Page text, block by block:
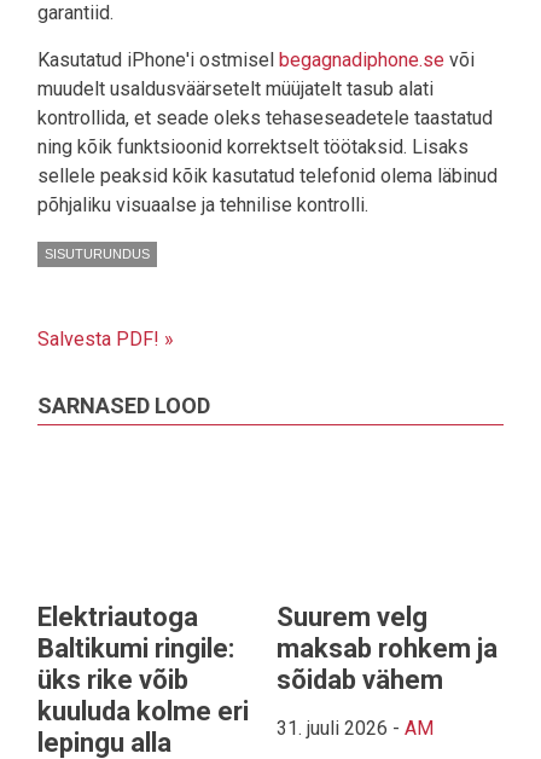
garantiid.
Kasutatud iPhone'i ostmisel begagnadiphone.se või
muudelt usaldusväärsetelt müüjatelt tasub alati
kontrollida, et seade oleks tehaseseadetele taastatud
ning kõik funktsioonid korrektselt töötaksid. Lisaks
sellele peaksid kõik kasutatud telefonid olema läbinud
põhjaliku visuaalse ja tehnilise kontrolli.
SISUTURUNDUS
Salvesta PDF! »
SARNASED LOOD
Elektriautoga
Baltikumi ringile:
üks rike võib
kuuluda kolme eri
lepingu alla
Suurem velg
maksab rohkem ja
sõidab vähem
31. juuli 2026 - AM